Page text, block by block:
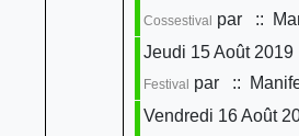
Cossestival par
::
Jeudi 15 Août 2019
Festival par
::
Vendredi 16 Août